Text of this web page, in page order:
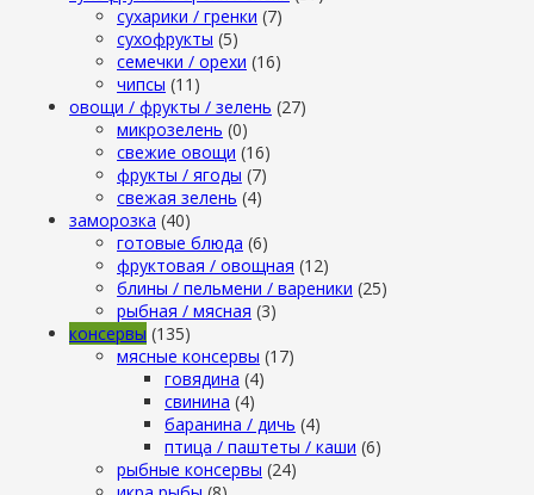
сухарики / гренки (7)
сухофрукты (5)
семечки / орехи (16)
чипсы (11)
овощи / фрукты / зелень (27)
микрозелень (0)
свежие овощи (16)
фрукты / ягоды (7)
свежая зелень (4)
заморозка (40)
готовые блюда (6)
фруктовая / овощная (12)
блины / пельмени / вареники (25)
рыбная / мясная (3)
консервы (135)
мясные консервы (17)
говядина (4)
свинина (4)
баранина / дичь (4)
птица / паштеты / каши (6)
рыбные консервы (24)